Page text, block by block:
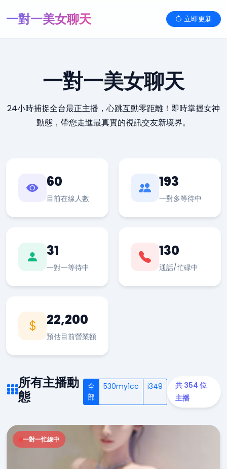
一對一美女聊天 立即更新
一對一美女聊天
24小時捕捉全台最正主播，心跳互動零距離！即時掌握女神
動態，帶您走進最真實的視訊交友新境界。
60
目前在線人數
193
一對多等待中
31
一對一等待中
130
通話/忙碌中
22,200
預估目前營業額
所有主播動
態
全
部
530my1cc i349
共 354 位
主播
一對一忙線中